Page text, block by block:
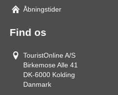
Åbningstider
Find os
TouristOnline A/S
Birkemose Alle 41
DK-6000 Kolding
Danmark